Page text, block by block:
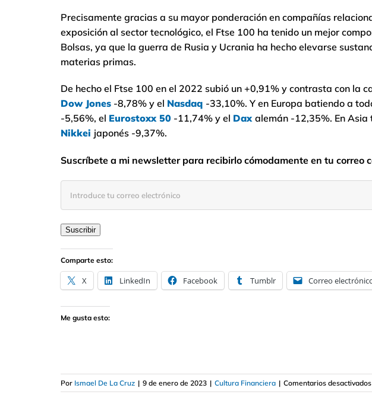
Precisamente gracias a su mayor ponderación en compañías
exposición al sector tecnológico, el Ftse 100 ha tenido un mejor
Bolsas, ya que la guerra de Rusia y Ucrania ha hecho elevarse
materias primas.
De hecho el Ftse 100 en el 2022 subió un +0,91% y contrasta con la
Dow Jones -8,78% y el Nasdaq -33,10%. Y en Europa batiendo a
-5,56%, el Eurostoxx 50 -11,74% y el Dax alemán -12,35%. En Asia
Nikkei japonés -9,37%.
Suscríbete a mi newsletter para recibirlo cómodamente en tu correo
electrónico
Suscribir
Comparte esto:
X LinkedIn Facebook Tumblr Correo
Me gusta esto:
Por Ismael De La Cruz | 9 de enero de 2023 | Cultura Financiera | Comentarios desactivados